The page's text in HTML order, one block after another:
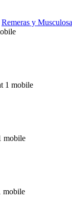
Remeras y